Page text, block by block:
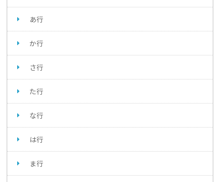
あ行
か行
さ行
た行
な行
は行
ま行